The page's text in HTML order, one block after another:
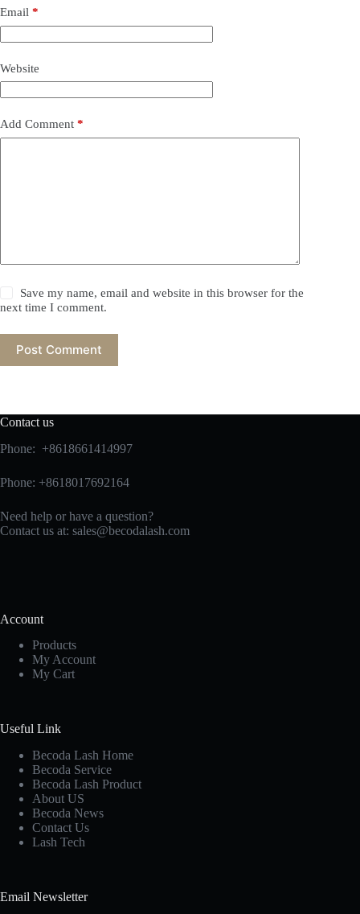
Email *
Website
Add Comment *
Save my name, email and website in this browser for the
next time I comment.
Post Comment
Contact us
Phone: +8618661414997
Phone: +8618017692164
Need help or have a question?
Contact us at: sales@becodalash.com
Account
Products
My Account
My Cart
Useful Link
Becoda Lash Home
Becoda Service
Becoda Lash Product
About US
Becoda News
Contact Us
Lash Tech
Email Newsletter